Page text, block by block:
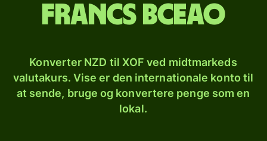
francs BCEAO
Konverter NZD til XOF ved midtmarkeds
valutakurs. Vise er den internationale konto til
at sende, bruge og konvertere penge som en
lokal.